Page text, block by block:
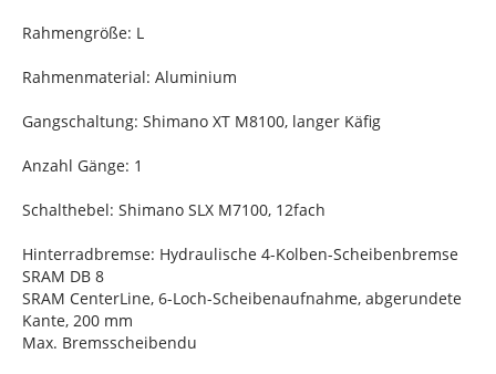
Rahmengröße: L
Rahmenmaterial: Aluminium
Gangschaltung: Shimano XT M8100, langer Käfig
Anzahl Gänge: 1
Schalthebel: Shimano SLX M7100, 12fach
Hinterradbremse: Hydraulische 4-Kolben-Scheibenbremse
SRAM DB 8
SRAM CenterLine, 6-Loch-Scheibenaufnahme, abgerundete
Kante, 200 mm
Max. Bremsscheibendu